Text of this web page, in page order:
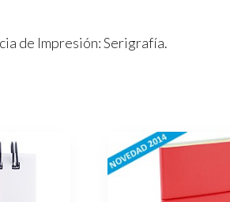
de Impresión: Serigrafía.